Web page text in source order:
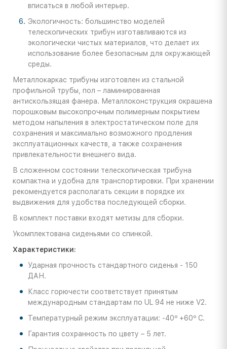
вписаться в любой интерьер.
Экологичность: большинство моделей
телескопических трибун изготавливаются из
экологически чистых материалов, что делает их
использование более безопасным для окружающей
среды.
Металлокаркас трибуны изготовлен из стальной
профильной трубы, пол – ламинированная
антискользящая фанера. Металлоконструкция окрашена
порошковым высокопрочным полимерным покрытием
методом напыления в электростатическом поле для
сохранения и максимально возможного продления
эксплуатационных качеств, а также сохранения
привлекательности внешнего вида.
В сложенном состоянии телескопическая трибуна
компактна и удобна для транспортировки. При хранении
рекомендуется располагать секции в порядке их
выдвижения для удобства последующей сборки.
В комплект поставки входят метизы для сборки.
Укомплектована сиденьями со спинкой.
Характеристики:
Ударная прочность стандартного сиденья - 150
ДАН.
Класс горючести соответствует принятым
международным стандартам по UL 94 не ниже V2.
Температурный режим эксплуатации: -40º +60º С.
Гарантия сохранность по цвету – 5 лет.